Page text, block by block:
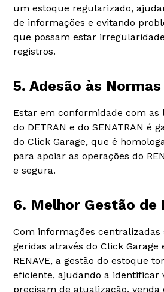
um estoque regularizado,
de informações e evitando
que possam estar
registros.
5. Adesão às
Estar em conformidade com as
do DETRAN e do SENATRAN é
do Click Garage, que é
para apoiar as operações do
e segura.
6. Melhor Gestão de
Com informações
geridas através do Click Garage
RENAVE, a gestão do estoque
eficiente, ajudando a identificar
precisam de atualização,